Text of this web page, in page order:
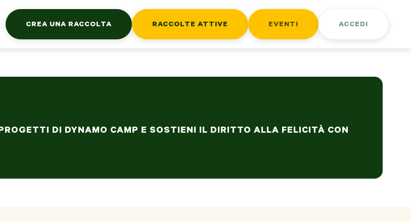
CREA UNA RACCOLTA RACCOLTE ATTIVE EVENTI ACCEDI
DI DYNAMO CAMP E SOSTIENI IL DIRITTO ALLA FELICITÀ CON